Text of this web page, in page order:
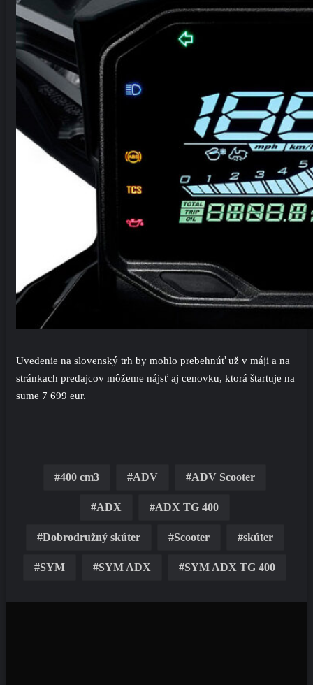
Uvedenie na slovenský trh by mohlo prebehnúť už v máji a na
stránkach predajcov môžeme nájsť aj cenovku, ktorá štartuje na
sume 7 699 eur.
400 cm3 ADV ADV Scooter
ADX ADX TG 400
Dobrodružný skúter Scooter skúter
SYM SYM ADX SYM ADX TG 400